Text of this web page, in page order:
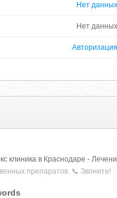
Нет данных
Нет данных
Авторизация
клиника в Краснодаре -
препаратов. 📞 Звоните!